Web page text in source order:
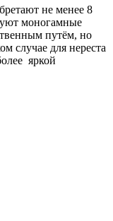
не менее 8
моногамные
путём, но
случае для нереста
яркой